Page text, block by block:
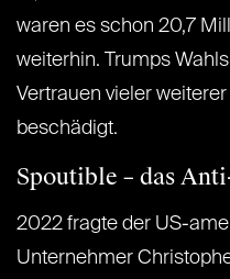
waren es schon 20,7
weiterhin. Trumps
Vertrauen vieler
beschädigt.
Spoutible – das
2022 fragte der US-
Unternehmer